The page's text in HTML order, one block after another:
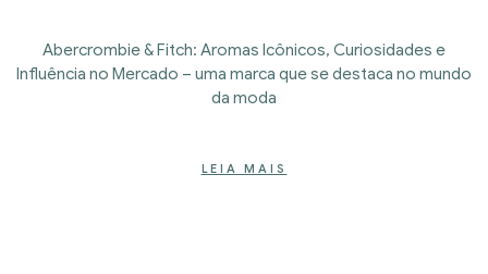
Abercrombie & Fitch: Aromas Icônicos, Curiosidades e
Influência no Mercado – uma marca que se destaca no mundo
da moda
LEIA MAIS